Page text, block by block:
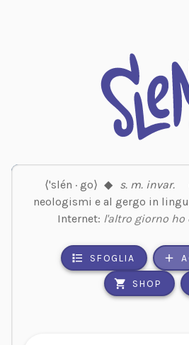
⟨'slén · go⟩ ◆ s. m. invar.
neologismi e al gergo in
Internet: l'altro giorno ho
SFOGLIA
SHOP